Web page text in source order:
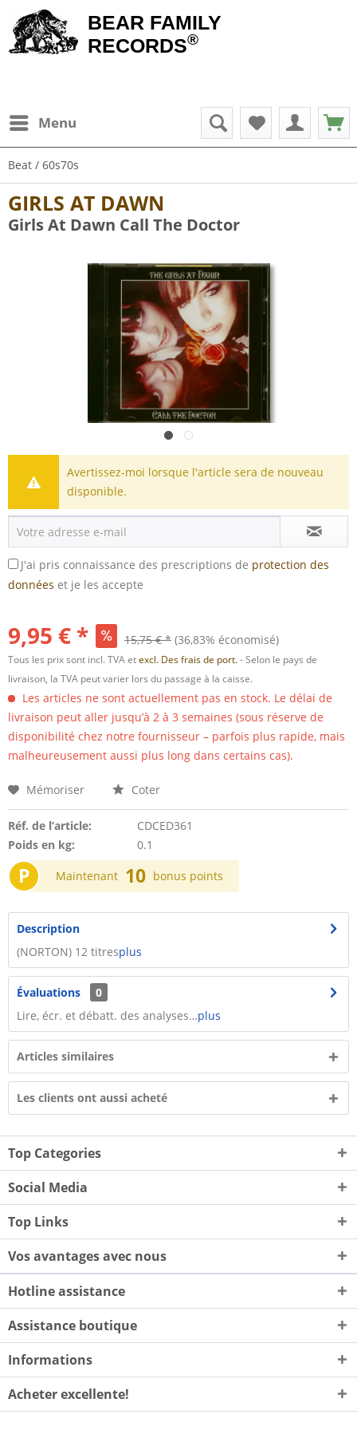
BEAR FAMILY
RECORDS®
Menu
Beat / 60s70s
GIRLS AT DAWN
Girls At Dawn Call The Doctor
Avertissez-moi lorsque l'article sera de nouveau
disponible.
J'ai pris connaissance des prescriptions de protection des
données et je les accepte
9,95 € * 15,75 € * (36,83% économisé)
Tous les prix sont incl. TVA etexcl. Des frais de port.- Selon le pays de
livraison, la TVA peut varier lors du passage à la caisse.
Les articles ne sont actuellement pas en stock. Le délai de
livraison peut aller jusqu’à 2 à 3 semaines (sous réserve de
disponibilité chez notre fournisseur – parfois plus rapide, mais
malheureusement aussi plus long dans certains cas).
Mémoriser Coter
Réf. de l’article:
CDCED361
Poids en kg:
0.1
P Maintenant 10 bonus points
Description
(NORTON) 12 titresplus
Évaluations
0
Lire, écr. et débatt. des analyses…plus
Articles similaires
Les clients ont aussi acheté
Top Categories
Social Media
Top Links
Vos avantages avec nous
Hotline assistance
Assistance boutique
Informations
Acheter excellente!